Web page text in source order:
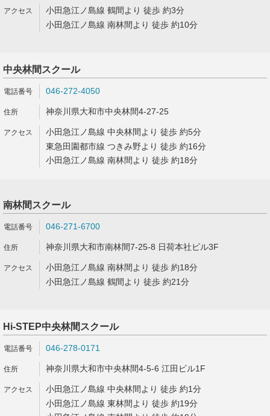
小田急江ノ島線 鶴間より 徒歩 約3分
小田急江ノ島線 南林間より 徒歩 約10分
中央林間スクール
046-272-4050
神奈川県大和市中央林間4-27-25
小田急江ノ島線 中央林間より 徒歩 約5分
東急田園都市線 つきみ野より 徒歩 約16分
小田急江ノ島線 南林間より 徒歩 約18分
南林間スクール
046-271-6700
神奈川県大和市南林間7-25-8 日荷本社ビル3F
小田急江ノ島線 南林間より 徒歩 約18分
小田急江ノ島線 鶴間より 徒歩 約21分
Hi-STEP中央林間スクール
046-278-0171
神奈川県大和市中央林間4-5-6 江田ビル1F
小田急江ノ島線 中央林間より 徒歩 約1分
小田急江ノ島線 東林間より 徒歩 約19分